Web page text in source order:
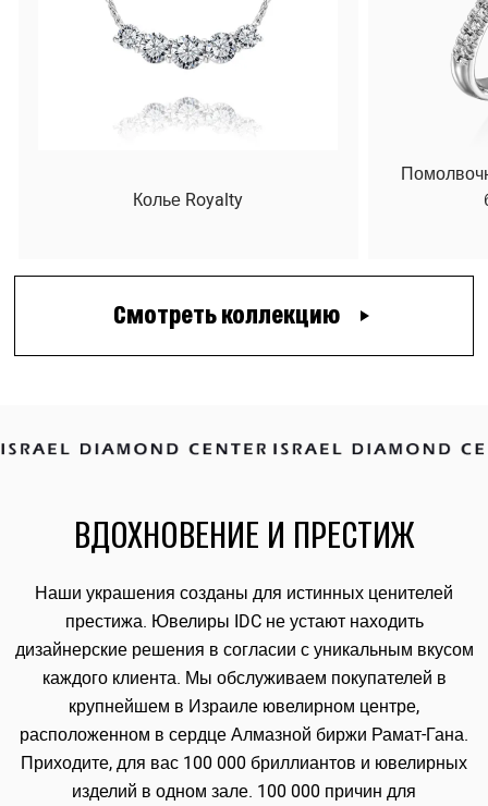
Колье Royalty
Смотреть коллекцию
ВДОХНОВЕНИЕ И ПРЕСТИЖ
Наши украшения созданы для истинных ценителей
престижа. Ювелиры IDC не устают находить
дизайнерские решения в согласии с уникальным вкусом
каждого клиента. Мы обслуживаем покупателей в
крупнейшем в Израиле ювелирном центре,
расположенном в сердце Алмазной биржи Рамат-Гана.
Приходите, для вас 100 000 бриллиантов и ювелирных
изделий в одном зале. 100 000 причин для